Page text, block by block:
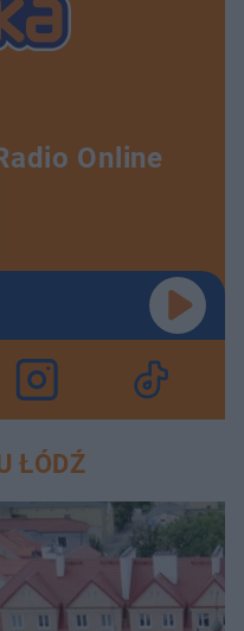
Online
ŁÓDŹ